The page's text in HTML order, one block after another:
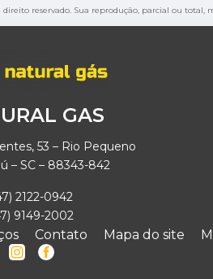
direito reservado. Sua reprodução, parcial ou total,
GAS
53 – Rio Pequeno
– SC – 88343-842
2122-0942
9149-2002
Contato Mapa do site